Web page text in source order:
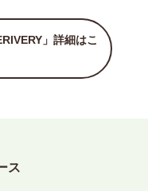
」詳細はこ
ス